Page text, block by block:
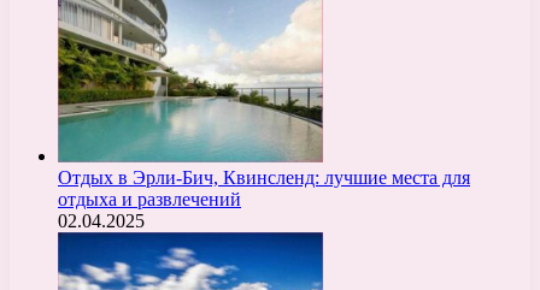
Отдых в Эрли-Бич, Квинсленд: лучшие места для
отдыха и развлечений
02.04.2025